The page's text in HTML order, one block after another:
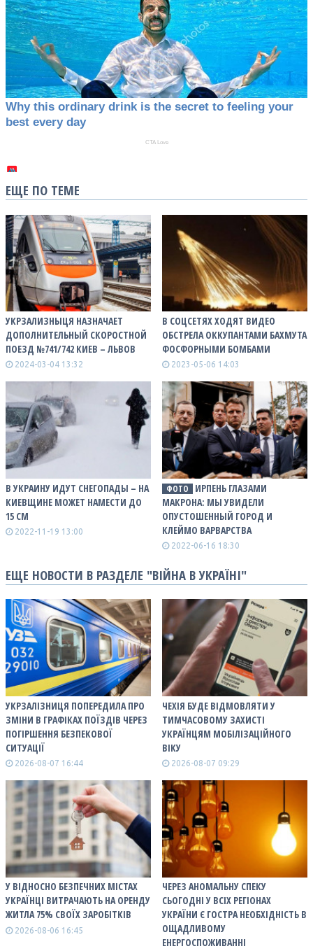
ЕЩЕ ПО ТЕМЕ
УКРЗАЛИЗНЫЦЯ НАЗНАЧАЕТ
ДОПОЛНИТЕЛЬНЫЙ СКОРОСТНОЙ
ПОЕЗД №741/742 КИЕВ – ЛЬВОВ
2024-03-04 13:32
В СОЦСЕТЯХ ХОДЯТ ВИДЕО
ОБСТРЕЛА ОККУПАНТАМИ БАХМУТА
ФОСФОРНЫМИ БОМБАМИ
2023-05-06 14:03
В УКРАИНУ ИДУТ СНЕГОПАДЫ – НА
КИЕВЩИНЕ МОЖЕТ НАМЕСТИ ДО
15 СМ
2022-11-19 13:00
ФОТО
ИРПЕНЬ ГЛАЗАМИ
МАКРОНА: МЫ УВИДЕЛИ
ОПУСТОШЕННЫЙ ГОРОД И
КЛЕЙМО ВАРВАРСТВА
2022-06-16 18:30
ЕЩЕ НОВОСТИ В РАЗДЕЛЕ "ВІЙНА В УКРАЇНІ"
УКРЗАЛІЗНИЦЯ ПОПЕРЕДИЛА ПРО
ЗМІНИ В ГРАФІКАХ ПОЇЗДІВ ЧЕРЕЗ
ПОГІРШЕННЯ БЕЗПЕКОВОЇ
СИТУАЦІЇ
2026-08-07 16:44
ЧЕХІЯ БУДЕ ВІДМОВЛЯТИ У
ТИМЧАСОВОМУ ЗАХИСТІ
УКРАЇНЦЯМ МОБІЛІЗАЦІЙНОГО
ВІКУ
2026-08-07 09:29
У ВІДНОСНО БЕЗПЕЧНИХ МІСТАХ
УКРАЇНЦІ ВИТРАЧАЮТЬ НА ОРЕНДУ
ЖИТЛА 75% СВОЇХ ЗАРОБІТКІВ
2026-08-06 16:45
ЧЕРЕЗ АНОМАЛЬНУ СПЕКУ
СЬОГОДНІ У ВСІХ РЕГІОНАХ
УКРАЇНИ Є ГОСТРА НЕОБХІДНІСТЬ В
ОЩАДЛИВОМУ
ЕНЕРГОСПОЖИВАННІ